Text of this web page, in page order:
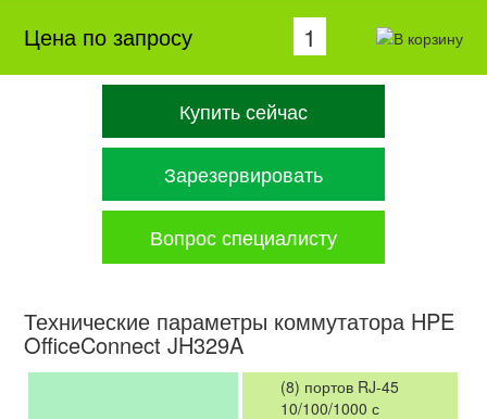
Цена по запросу
Купить сейчас
Зарезервировать
Вопрос специалисту
Технические параметры коммутатора HPE
OfficeConnect JH329A
(8) портов RJ-45
10/100/1000 с